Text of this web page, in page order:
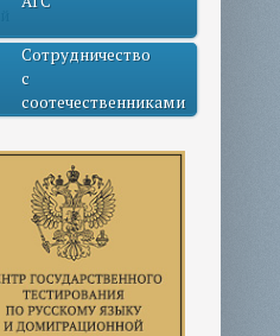
Сотрудничество
с
соотечественниками